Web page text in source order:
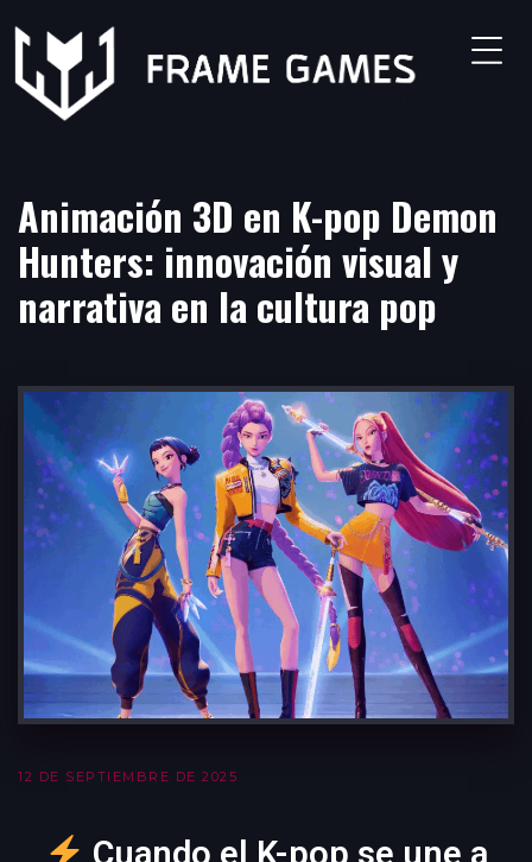
Animación 3D
Animación 2D
Modelado 3D
Concept Art
Grado en Programación y
Diseño de Videojuegos
VFX
Animación 3D en K-pop Demon
Hunters: innovación visual y
narrativa en la cultura pop
12 DE SEPTIEMBRE DE 2025